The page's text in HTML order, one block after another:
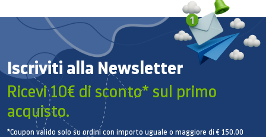
preavviso. * L’interfaccia utente è soggetta a
modifiche senza preavviso. * Potrebbe essere
necessario scaricare un’apposita app per accedere a
determinati giochi o servizi. * Per alcuni giochi
potrebbe essere necessario acquistare un controller
(venduto separatamente).* Potrebbero essere
necessari una connessione Internet e un
abbonamento.* È necessario avere un account
Iscriviti alla Newsletter
Ricevi 10€ di sconto* sul primo
acquisto.
*Coupon valido solo su ordini con importo uguale o maggiore di € 150,00